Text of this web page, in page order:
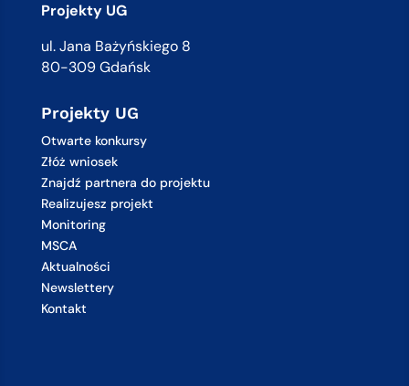
Projekty UG
ul. Jana Bażyńskiego 8
80-309 Gdańsk
Projekty UG
Otwarte konkursy
Złóż wniosek
Znajdź partnera do projektu
Realizujesz projekt
Monitoring
MSCA
Aktualności
Newslettery
Kontakt